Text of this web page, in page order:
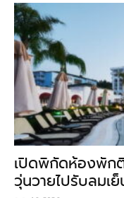
เปิดพิกัดห้องพัก
วุ่นวายไปรับลมเ